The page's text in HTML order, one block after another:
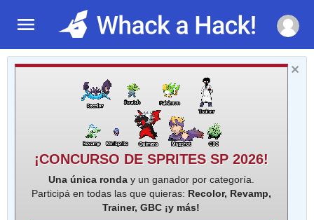
¡CONCURSO DE SPRITES SP 2026!
Una única ronday un ganador por categoría.
Participá en todas las que quieras: Recolor, Revamp,
Trainer, GBC ¡y más!